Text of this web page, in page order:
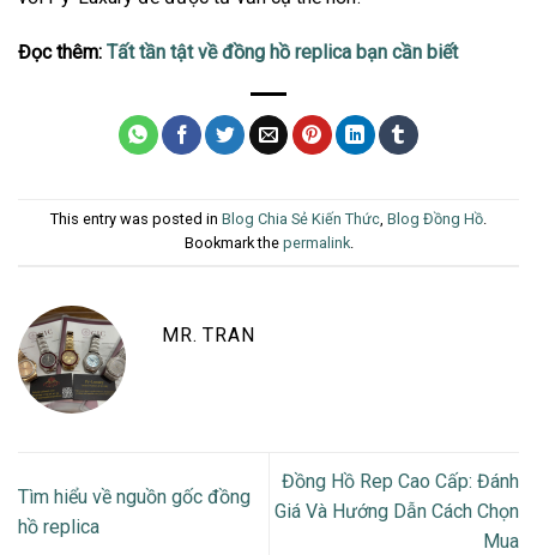
Đọc thêm: Tất tần tật về đồng hồ replica bạn cần biết
This entry was posted in Blog Chia Sẻ Kiến Thức, Blog Đồng Hồ.
Bookmark the permalink.
MR. TRAN
Tìm hiểu về nguồn gốc đồng
hồ replica
Đồng Hồ Rep Cao Cấp: Đánh
Giá Và Hướng Dẫn Cách Chọn
Mua